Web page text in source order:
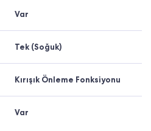
Var
Tek (Soğuk)
Kırışık Önleme Fonksiyonu
Var